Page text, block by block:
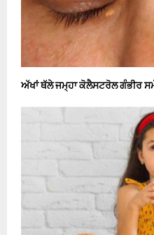
ਅੱਖਾਂ ਥੱਲੇ ਜਮ੍ਹਾ ਕੋਲੈਸਟਰੋਲ ਗੰਭੀਰ